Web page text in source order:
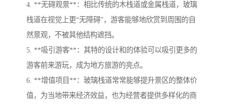
4. **无碍观景**：相比传统的木栈道或金属栈道，玻璃
栈道在视觉上更“无障碍”，游客能够地欣赏到周围的自
然景观，不被其他结构遮挡。
5. **吸引游客**：其特的设计和的体验可以吸引更多的
游客前来游玩，成为地方旅游的亮点。
6. **增值项目**：玻璃栈道常常能够提升景区的整体价
值，为当地带来经济效益，也为经营者提供多样化的商